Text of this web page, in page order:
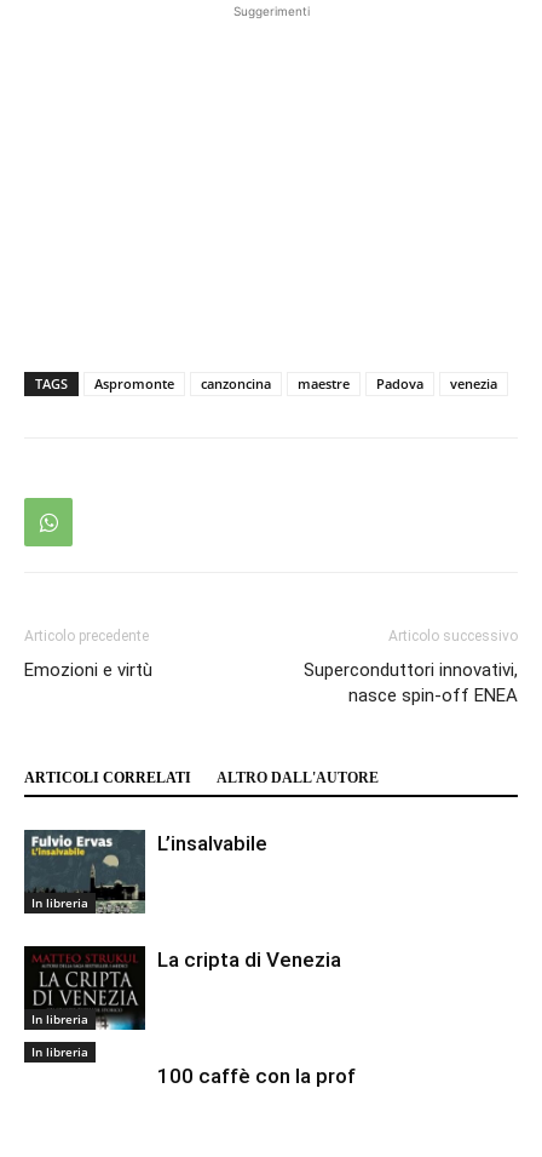
Suggerimenti
TAGS Aspromonte canzoncina maestre Padova venezia
Articolo precedente
Emozioni e virtù
Articolo successivo
Superconduttori innovativi,
nasce spin-off ENEA
ARTICOLI CORRELATI ALTRO DALL'AUTORE
In libreria
L’insalvabile
In libreria
La cripta di Venezia
In libreria
100 caffè con la prof